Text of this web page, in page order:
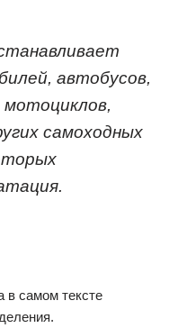
автобусов,
мотоциклов,
самоходных
в самом тексте